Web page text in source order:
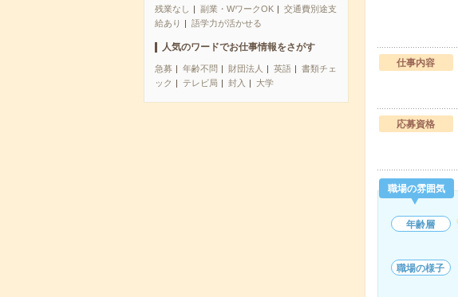
残業なし
副業・WワークOK
交通費別途支
給あり
語学力が活かせる
人気のワードでお仕事情報をさがす
急募 年齢不問 財団法人 英語
書類チェ
ック
テレビ局 封入 大学
仕事内容
応募資格
職場の雰囲気
年齢層
職場の様子